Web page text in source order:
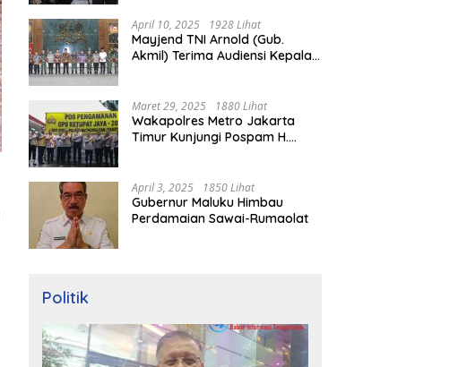
April 10, 2025 1928 Lihat
Mayjend TNI Arnold (Gub.
Akmil) Terima Audiensi Kepala
Maret 29, 2025 1880 Lihat
Wakapolres Metro Jakarta
Timur Kunjungi Pospam H.
April 3, 2025 1850 Lihat
Gubernur Maluku Himbau
Perdamaian Sawai-Rumaolat
Politik